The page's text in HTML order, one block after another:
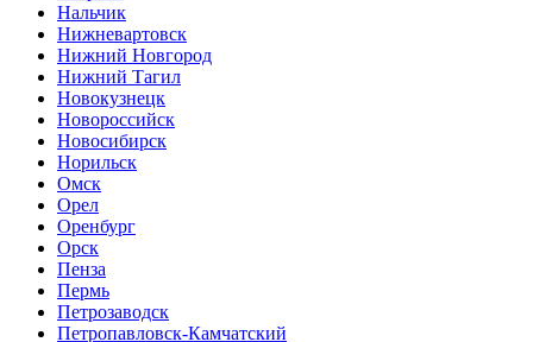
Нальчик
Нижневартовск
Нижний Новгород
Нижний Тагил
Новокузнецк
Новороссийск
Новосибирск
Норильск
Омск
Орел
Оренбург
Орск
Пенза
Пермь
Петрозаводск
Петропавловск-Камчатский